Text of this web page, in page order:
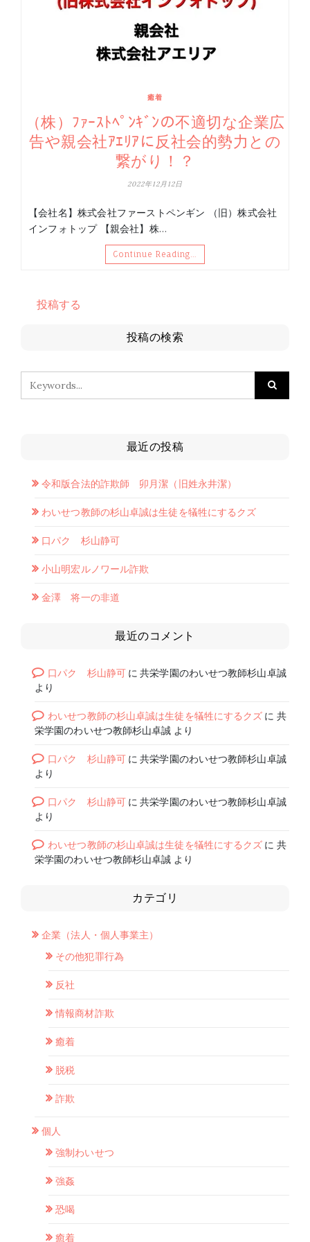
癒着
（株）ﾌｧｰｽﾄﾍﾟﾝｷﾞﾝの不適切な企業広
告や親会社ｱｴﾘｱに反社会的勢力との
繋がり！？
2022年12月12日
【会社名】株式会社ファーストペンギン （旧）株式会社
インフォトップ 【親会社】株…
Continue Reading…
投稿する
投稿の検索
最近の投稿
令和版合法的詐欺師 卯月潔（旧姓永井潔）
わいせつ教師の杉山卓誠は生徒を犠牲にするクズ
口パク 杉山静可
小山明宏ルノワール詐欺
金澤 将一の非道
最近のコメント
口パク 杉山静可に共栄学園のわいせつ教師杉山卓誠
より
わいせつ教師の杉山卓誠は生徒を犠牲にするクズ に 共
栄学園のわいせつ教師杉山卓誠 より
口パク 杉山静可に共栄学園のわいせつ教師杉山卓誠
より
口パク 杉山静可に共栄学園のわいせつ教師杉山卓誠
より
わいせつ教師の杉山卓誠は生徒を犠牲にするクズ に 共
栄学園のわいせつ教師杉山卓誠 より
カテゴリ
企業（法人・個人事業主）
その他犯罪行為
反社
情報商材詐欺
癒着
脱税
詐欺
個人
強制わいせつ
強姦
恐喝
癒着